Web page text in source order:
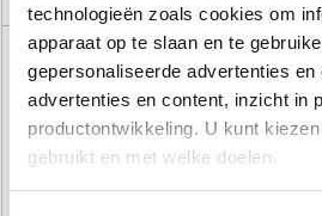
technologieën zoals cookies om
apparaat op te slaan en te
gepersonaliseerde advertenties
advertenties en content, inzicht in
productontwikkeling. U kunt
gebruikt en met welke doelen.
Top Dorpen:
Sauze d'Oulx
Andalo
Top Accommodaties:
Hotel Avalanche